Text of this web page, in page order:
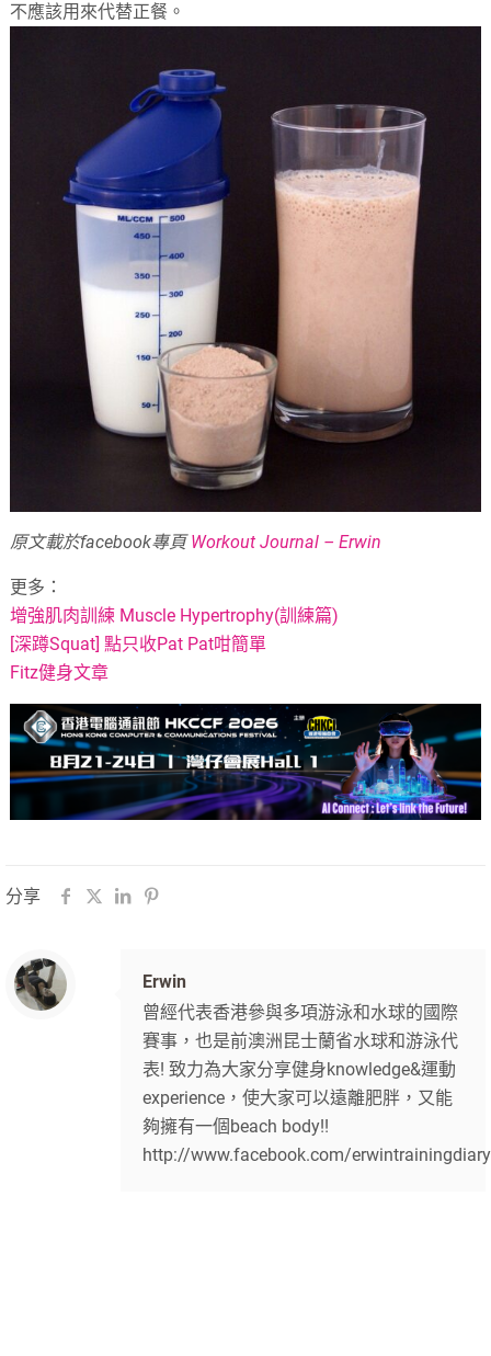
不應該用來代替正餐。
原文載於facebook專頁Workout Journal – Erwin
更多：
增強肌肉訓練 Muscle Hypertrophy(訓練篇)
[深蹲Squat] 點只收Pat Pat咁簡單
Fitz健身文章
分享
Erwin
曾經代表香港參與多項游泳和水球的國際
賽事，也是前澳洲昆士蘭省水球和游泳代
表! 致力為大家分享健身knowledge&運動
experience，使大家可以遠離肥胖，又能
夠擁有一個beach body!!
http://www.facebook.com/erwintrainingdiary